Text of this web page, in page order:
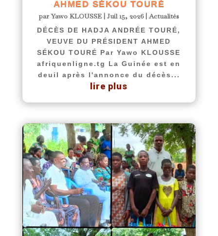
AHMED SÉKOU TOURÉ
parYawo KLOUSSE |Juil 15, 2026|Actualités
DÉCÈS DE HADJA ANDRÉE TOURÉ,
VEUVE DU PRÉSIDENT AHMED
SÉKOU TOURÉ Par Yawo KLOUSSE
afriquenligne.tg La Guinée est en
deuil après l'annonce du décès...
lire plus